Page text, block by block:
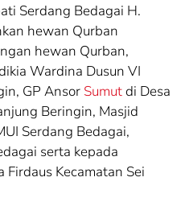
Serdang Bedagai H.
hewan Qurban
hewan Qurban,
Wardina Dusun VI
GP Ansor Sumutdi Desa
Beringin, Masjid
Serdang Bedagai,
serta kepada
Firdaus Kecamatan Sei